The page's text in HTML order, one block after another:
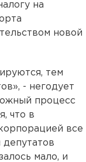
на
новой
тем
- негодует
процесс
что в
все
мало, и